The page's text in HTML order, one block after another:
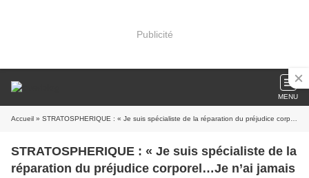
Publicité
MENU
Accueil » STRATOSPHERIQUE : « Je suis spécialiste de la réparation du préjudice corporel…Je n’ai jamais vu autant d’appels à mon cabinet ! Plus de 2 millions effets secondaires selon L’OMS…C’est énorme ! 8000 morts en Europe et 40 000 morts aux USA !!! »
STRATOSPHERIQUE : « Je suis spécialiste de la
réparation du préjudice corporel…Je n’ai jamais